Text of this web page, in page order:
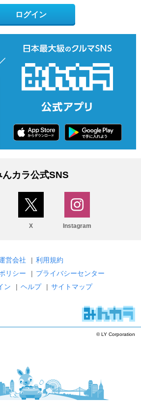
ログイン
んカラ公式SNS
X Instagram
営会社 | 利用規約
リシー
| プライバシーセンター
ン
| ヘルプ | サイトマップ
© LY Corporation